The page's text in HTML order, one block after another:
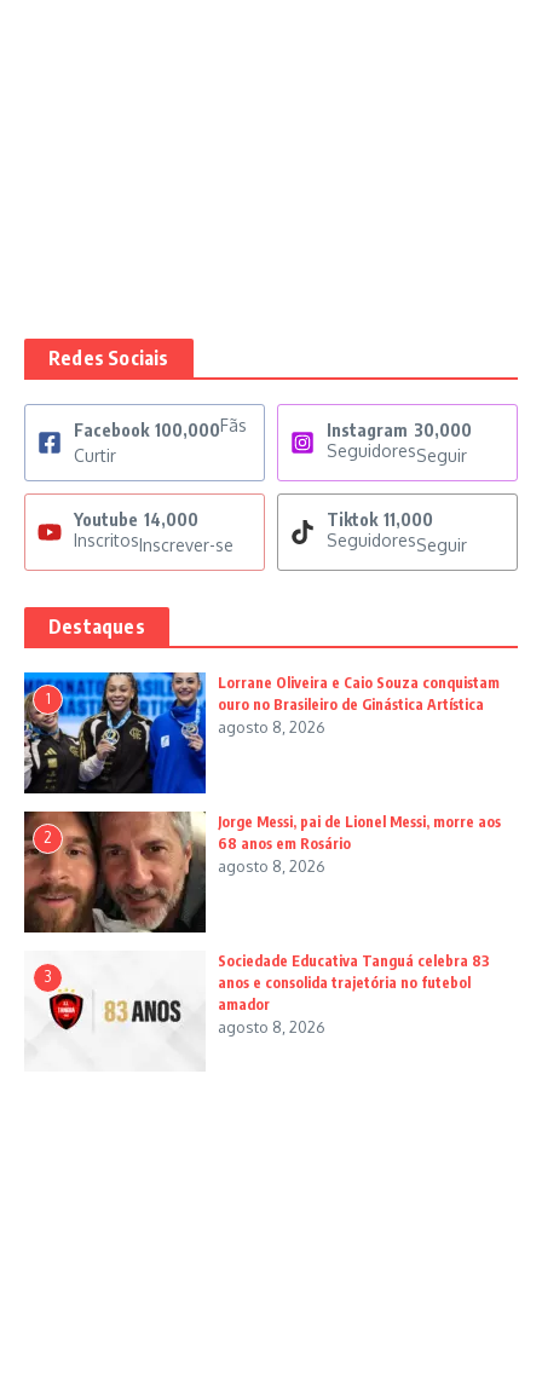
Redes Sociais
Facebook 100,000Fãs
Curtir
Instagram 30,000
SeguidoresSeguir
Youtube 14,000
Inscritos Inscrever-se
Tiktok 11,000
SeguidoresSeguir
Destaques
1
Lorrane Oliveira e Caio Souza conquistam
ouro no Brasileiro de Ginástica Artística
agosto 8, 2026
2
Jorge Messi, pai de Lionel Messi, morre aos
68 anos em Rosário
agosto 8, 2026
3
Sociedade Educativa Tanguá celebra 83
anos e consolida trajetória no futebol
amador
agosto 8, 2026